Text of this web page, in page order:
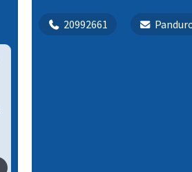
20992661